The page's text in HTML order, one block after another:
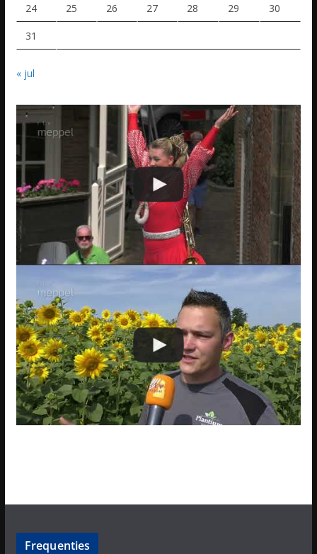
24 25 26 27 28 29 30
31
« jul
Frequenties